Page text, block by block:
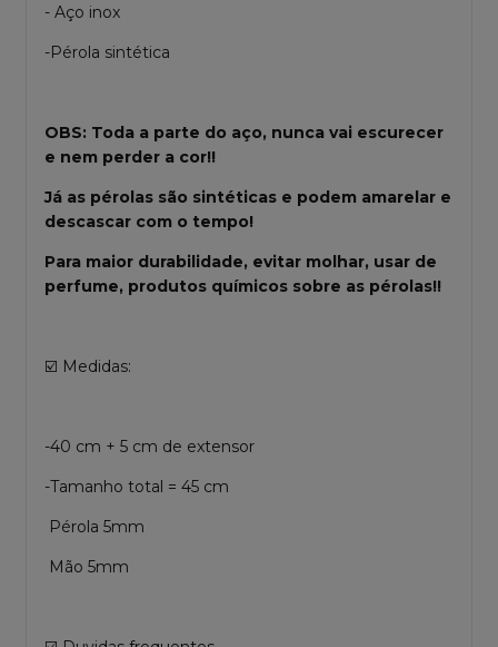
- Aço inox
-Pérola sintética
OBS: Toda a parte do aço, nunca vai escurecer
e nem perder a cor!!
Já as pérolas são sintéticas e podem amarelar e
descascar com o tempo!
Para maior durabilidade, evitar molhar, usar de
perfume, produtos químicos sobre as pérolas!!
☑️ Medidas:
-40 cm + 5 cm de extensor
-Tamanho total = 45 cm
Pérola 5mm
Mão 5mm